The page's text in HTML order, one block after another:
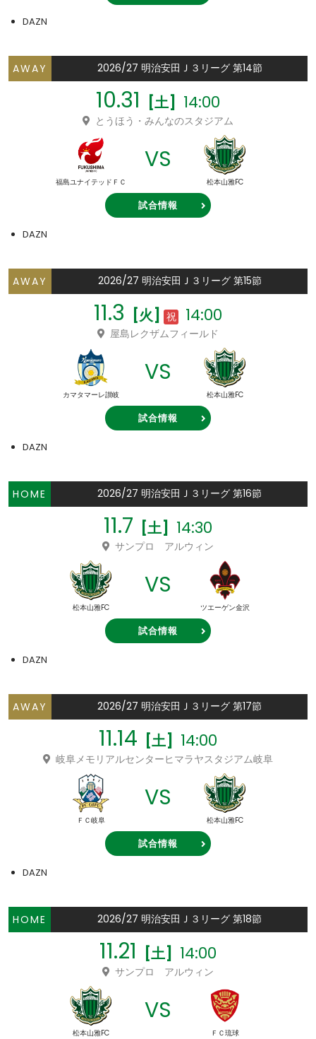
DAZN
AWAY 2026/27 明治安田Ｊ３リーグ 第14節
10.31 [土] 14:00
とうほう・みんなのスタジアム
福島ユナイテッドＦＣ
VS
松本山雅FC
試合情報
DAZN
AWAY 2026/27 明治安田Ｊ３リーグ 第15節
11.3 [火] 祝 14:00
屋島レクザムフィールド
カマタマーレ讃岐
VS
松本山雅FC
試合情報
DAZN
HOME 2026/27 明治安田Ｊ３リーグ 第16節
11.7 [土] 14:30
サンプロ アルウィン
松本山雅FC
VS
ツエーゲン金沢
試合情報
DAZN
AWAY 2026/27 明治安田Ｊ３リーグ 第17節
11.14 [土] 14:00
岐阜メモリアルセンターヒマラヤスタジアム岐阜
ＦＣ岐阜
VS
松本山雅FC
試合情報
DAZN
HOME 2026/27 明治安田Ｊ３リーグ 第18節
11.21 [土] 14:00
サンプロ アルウィン
松本山雅FC
VS
ＦＣ琉球